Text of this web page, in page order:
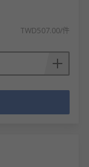
TWD507.00/件